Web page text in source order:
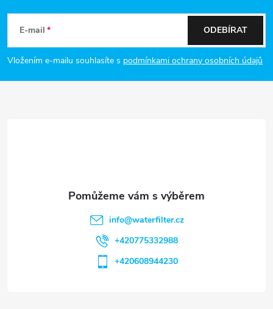
p
a
E-mail
Vložením e-mailu souhlasíte s podmínkami ochrany osobních údajů
ODEBÍRAT
info@waterfilter.cz
+420775332988
+420608944230